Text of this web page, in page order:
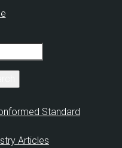
Standard
Articles